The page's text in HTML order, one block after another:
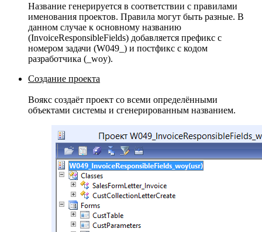
Название генерируется в соответствии с правилами
именования проектов. Правила могут быть разные. В
данном случае к основному названию
(InvoiceResponsibleFields) добавляется префикс с
номером задачи (W049_) и постфикс с кодом
разработчика (_woy).
Создание проекта
Воякс создаёт проект со всеми определёнными
объектами системы и сгенерированным названием.